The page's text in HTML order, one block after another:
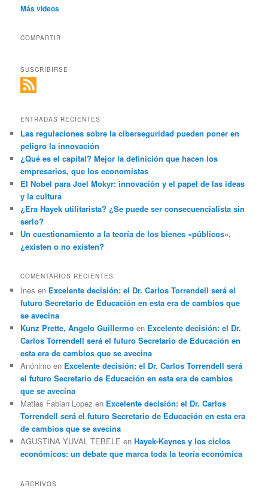
Más videos
COMPARTIR
SUSCRIBIRSE
ENTRADAS RECIENTES
Las regulaciones sobre la ciberseguridad pueden poner en
peligro la innovación
¿Qué es el capital? Mejor la definición que hacen los
empresarios, que los economistas
El Nobel para Joel Mokyr: innovación y el papel de las ideas
y la cultura
¿Era Hayek utilitarista? ¿Se puede ser consecuencialista sin
serlo?
Un cuestionamiento a la teoría de los bienes «públicos»,
¿existen o no existen?
COMENTARIOS RECIENTES
Ines en Excelente decisión: el Dr. Carlos Torrendell será el
futuro Secretario de Educación en esta era de cambios que
se avecina
Kunz Prette, Angelo Guillermo en Excelente decisión: el Dr.
Carlos Torrendell será el futuro Secretario de Educación en
esta era de cambios que se avecina
Anónimo en Excelente decisión: el Dr. Carlos Torrendell será
el futuro Secretario de Educación en esta era de cambios
que se avecina
Matias Fabian Lopez en Excelente decisión: el Dr. Carlos
Torrendell será el futuro Secretario de Educación en esta era
de cambios que se avecina
AGUSTINA YUVAL TEBELE enHayek-Keynes y los ciclos
económicos: un debate que marca toda la teoría económica
ARCHIVOS